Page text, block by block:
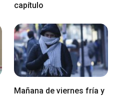
capítulo
Mañana de viernes fría y